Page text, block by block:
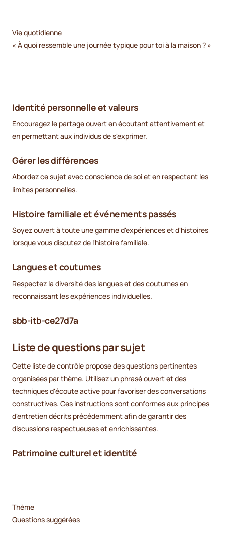
Vie quotidienne
« À quoi ressemble une journée typique pour toi à la maison ? »
Identité personnelle et valeurs
Encouragez le partage ouvert en écoutant attentivement et
en permettant aux individus de s'exprimer.
Gérer les différences
Abordez ce sujet avec conscience de soi et en respectant les
limites personnelles.
Histoire familiale et événements passés
Soyez ouvert à toute une gamme d'expériences et d'histoires
lorsque vous discutez de l'histoire familiale.
Langues et coutumes
Respectez la diversité des langues et des coutumes en
reconnaissant les expériences individuelles.
sbb-itb-ce27d7a
Liste de questions par sujet
Cette liste de contrôle propose des questions pertinentes
organisées par thème. Utilisez un phrasé ouvert et des
techniques d'écoute active pour favoriser des conversations
constructives. Ces instructions sont conformes aux principes
d'entretien décrits précédemment afin de garantir des
discussions respectueuses et enrichissantes.
Patrimoine culturel et identité
Thème
Questions suggérées